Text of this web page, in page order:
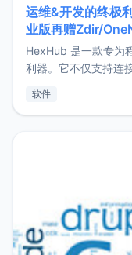
运维&开发的终极
业版再赠Zdir/
HexHub 是一款专为
利器。它不仅支持连
件间频繁切换，仅凭
软件